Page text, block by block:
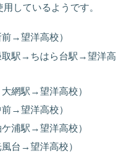
しているようです。
→望洋高校）
駅→ちはら台駅→望洋高
網駅→望洋高校）
→望洋高校）
浦駅→望洋高校）
台→望洋高校）